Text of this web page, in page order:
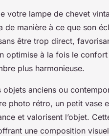
votre lampe de chevet
manière à ce que son
être trop direct,
optimise à la fois le confort
plus harmonieuse.
objets anciens ou
photo rétro, un petit vase
et valorisent l’objet.
une composition